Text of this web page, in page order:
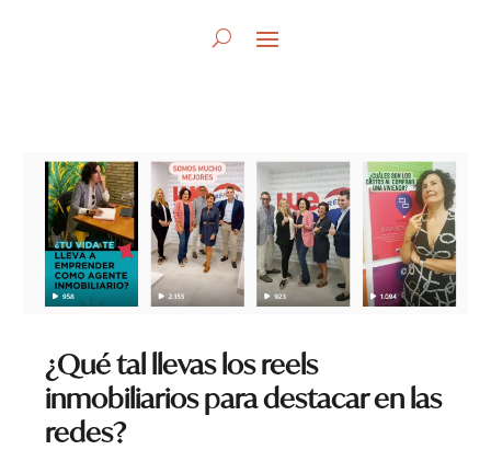
¿Qué tal llevas los reels
inmobiliarios para destacar en las
redes?